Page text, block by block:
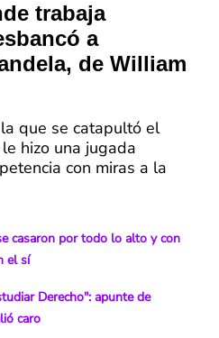
trabaja
a
de William
que se catapultó el
hizo una jugada
con miras a la
casaron por todo lo alto y con
el sí
Derecho": apunte de
caro